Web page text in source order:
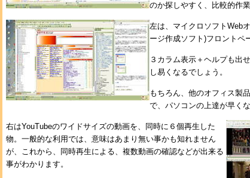
のか探しやすく、比較的作
左は、マイクロソフトWeb
ージ作成ソフト)フロントペ
３カラム表示＋ヘルプも出
し易くなるでしょう。
もちろん、他のオフィス製
で、パソコンの上達が早く
右はYouTubeのワイドサイズの動画を、同時に６個再生した
物。一般的な利用では、意味はあまり無い事かも知れません
が、これから、同時再生による、複数動画の確認などが出来る
事がわかります。